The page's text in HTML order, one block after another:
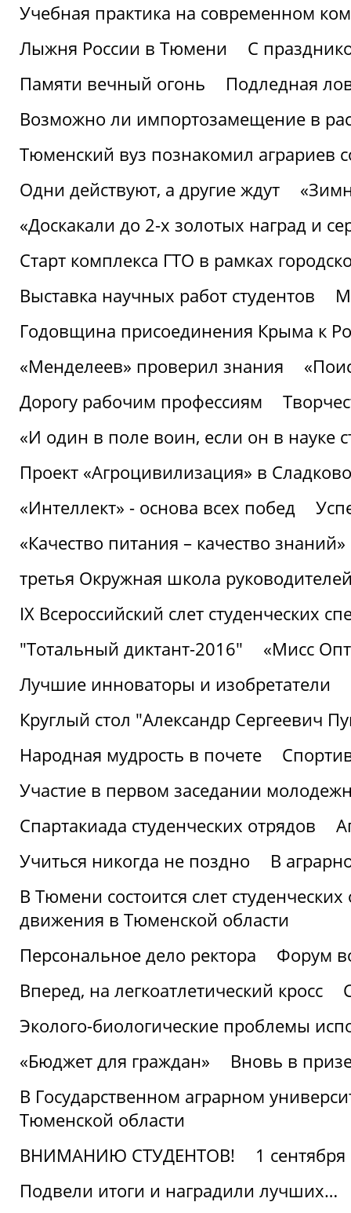
Учебная практика на современном
Лыжня России в Тюмени
С
Памяти вечный огонь
Подледная
Возможно ли импортозамещение в
Тюменский вуз познакомил аграриев
Одни действуют, а другие ждут
«Доскакали до 2-х золотых наград и
Старт комплекса ГТО в рамках
Выставка научных работ студентов
Годовщина присоединения Крыма к
«Менделеев» проверил знания
Дорогу рабочим профессиям
«И один в поле воин, если он в науке
Проект «Агроцивилизация» в Сладково
«Интеллект» - основа всех побед
«Качество питания – качество знаний»
третья Окружная школа
IХ Всероссийский слет студенческих
"Тотальный диктант-2016"
«Мисс
Лучшие инноваторы и изобретатели
Круглый стол "Александр Сергеевич
Народная мудрость в почете
Участие в первом заседании
Спартакиада студенческих отрядов
Учиться никогда не поздно
В
В Тюмени состоится слет
движения в Тюменской области
Персональное дело ректора
Форум
Вперед, на легкоатлетический кросс
Эколого-биологические проблемы
«Бюджет для граждан»
Вновь в
В Государственном аграрном
Тюменской области
ВНИМАНИЮ СТУДЕНТОВ!
1 сентября
Подвели итоги и наградили лучших…